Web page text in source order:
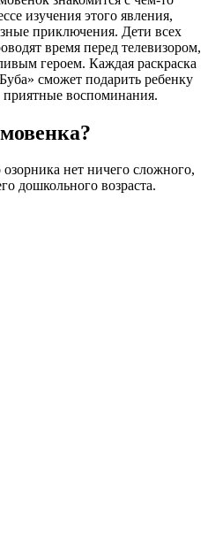
изучения этого явления,
приключения. Дети всех
время перед телевизором,
героем. Каждая раскраска
сможет подарить ребенку
приятные воспоминания.
нет ничего сложного,
дошкольного возраста.